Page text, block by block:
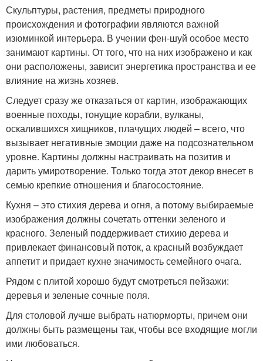
Скульптуры, растения, предметы природного
происхождения и фотографии являются важной
изюминкой интерьера. В учении фен-шуй особое место
занимают картины. От того, что на них изображено и как
они расположены, зависит энергетика пространства и ее
влияние на жизнь хозяев.
Следует сразу же отказаться от картин, изображающих
военные походы, тонущие корабли, вулканы,
оскалившихся хищников, плачущих людей – всего, что
вызывает негативные эмоции даже на подсознательном
уровне. Картины должны настраивать на позитив и
дарить умиротворение. Только тогда этот декор внесет в
семью крепкие отношения и благосостояние.
Кухня – это стихия дерева и огня, а потому выбираемые
изображения должны сочетать оттенки зеленого и
красного. Зеленый поддерживает стихию дерева и
привлекает финансовый поток, а красный возбуждает
аппетит и придает кухне значимость семейного очага.
Рядом с плитой хорошо будут смотреться пейзажи:
деревья и зеленые сочные поля.
Для столовой лучше выбрать натюрморты, причем они
должны быть размещены так, чтобы все входящие могли
ими любоваться.